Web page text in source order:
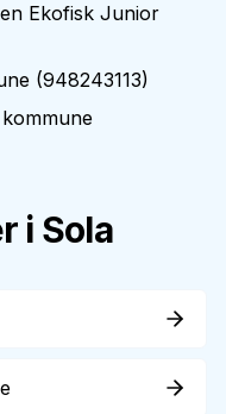
Ekofisk Junior
(948243113)
i Sola